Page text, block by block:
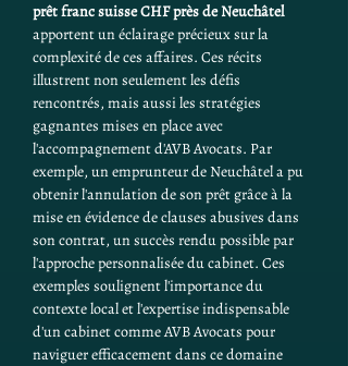
prêt franc suisse CHF près de Neuchâtel
apportent un éclairage précieux sur la
complexité de ces affaires. Ces récits
illustrent non seulement les défis
rencontrés, mais aussi les stratégies
gagnantes mises en place avec
l'accompagnement d'AVB Avocats. Par
exemple, un emprunteur de Neuchâtel a pu
obtenir l'annulation de son prêt grâce à la
mise en évidence de clauses abusives dans
son contrat, un succès rendu possible par
l'approche personnalisée du cabinet. Ces
exemples soulignent l'importance du
contexte local et l'expertise indispensable
d'un cabinet comme AVB Avocats pour
naviguer efficacement dans ce domaine